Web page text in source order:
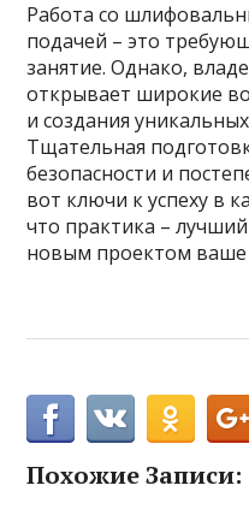
Работа со
подачей – это
занятие. Однако,
открывает широкие
и создания
Тщательная
безопасности и
вот ключи к успеху в
что практика –
новым проектом ваше
Похожие Записи: